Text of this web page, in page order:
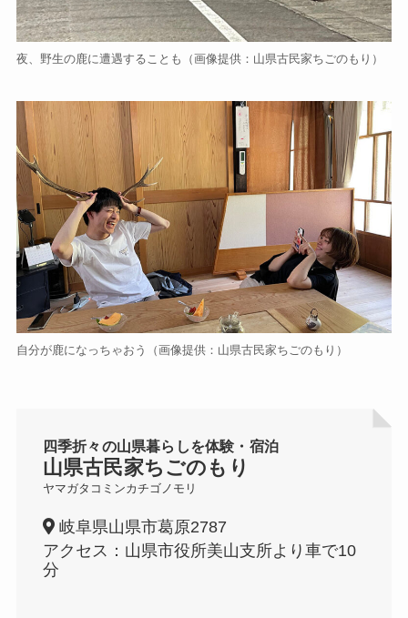
夜、野生の鹿に遭遇することも（画像提供：山県古民家ちごのもり）
自分が鹿になっちゃおう（画像提供：山県古民家ちごのもり）
四季折々の山県暮らしを体験・宿泊
山県古民家ちごのもり
ヤマガタコミンカチゴノモリ
岐阜県山県市葛原2787
アクセス：山県市役所美山支所より車で10
分